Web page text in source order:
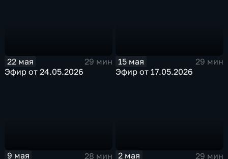
22 мая
29 мин
Эфир от 24.05.2026
15 мая
29 мин
Эфир от 17.05.2026
9 мая 28 мин 2 мая 29 мин